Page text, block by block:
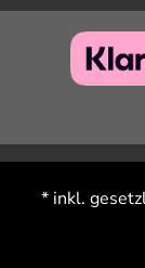
* inkl.